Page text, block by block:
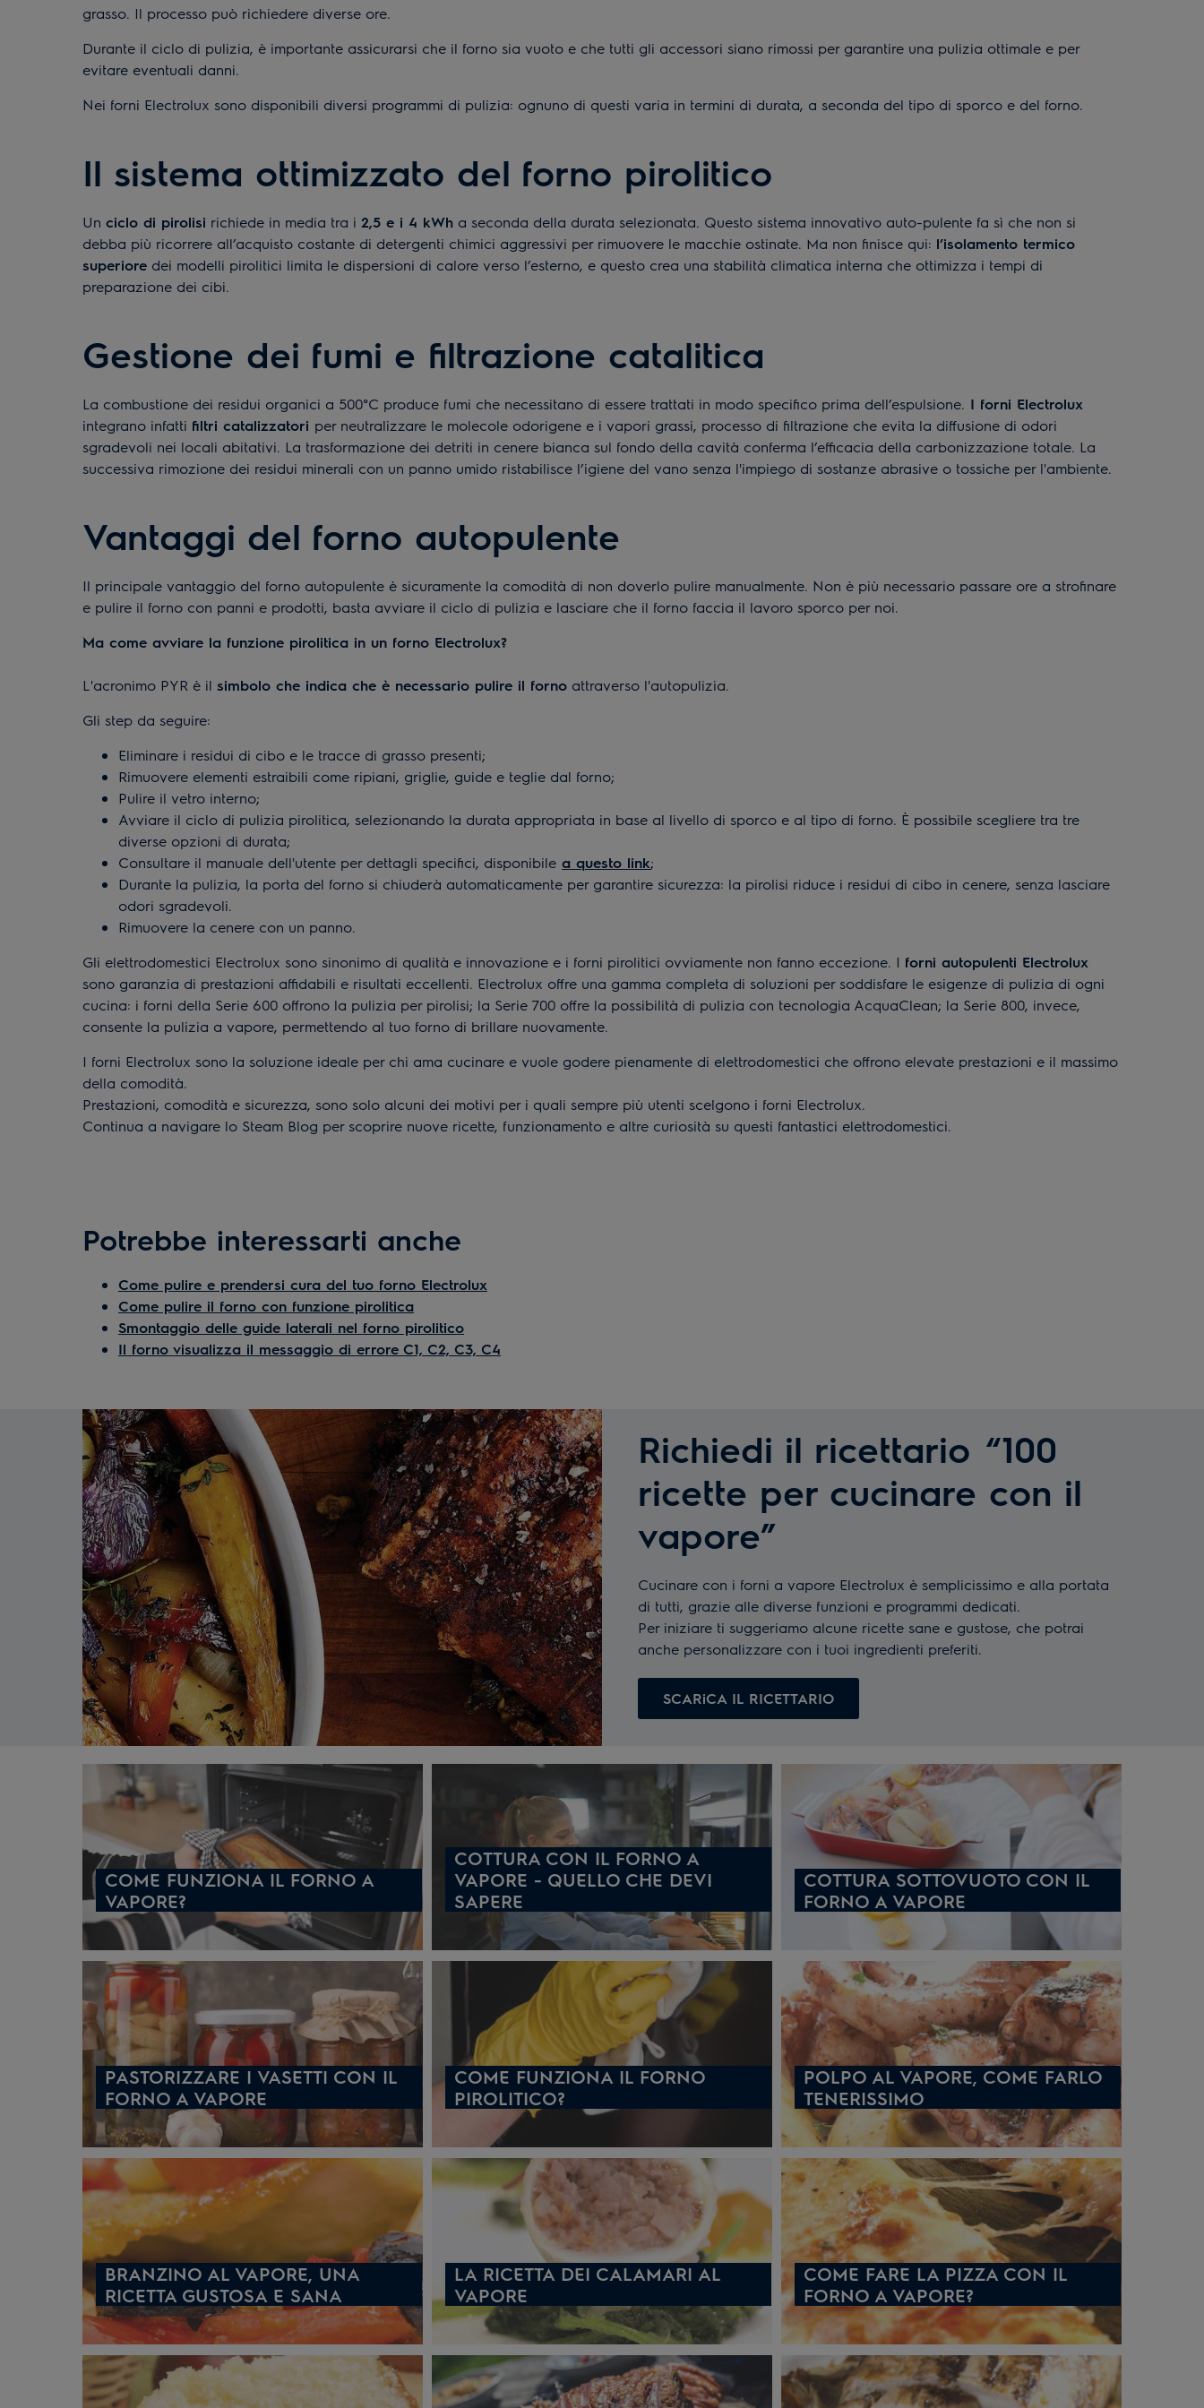
grasso. Il processo può richiedere diverse ore.
Durante il ciclo di pulizia, è importante assicurarsi che il forno sia vuoto e che tutti gli accessori siano rimossi per garantire una pulizia ottimale e per
evitare eventuali danni.
Nei forni Electrolux sono disponibili diversi programmi di pulizia: ognuno di questi varia in termini di durata, a seconda del tipo di sporco e del forno.
Il sistema ottimizzato del forno pirolitico
Un ciclo di pirolisi richiede in media tra i 2,5 e i 4 kWh a seconda della durata selezionata. Questo sistema innovativo auto-pulente fa sì che non si
debba più ricorrere all’acquisto costante di detergenti chimici aggressivi per rimuovere le macchie ostinate. Ma non finisce qui: l’isolamento termico
superiore dei modelli pirolitici limita le dispersioni di calore verso l’esterno, e questo crea una stabilità climatica interna che ottimizza i tempi di
preparazione dei cibi.
Gestione dei fumi e filtrazione catalitica
La combustione dei residui organici a 500°C produce fumi che necessitano di essere trattati in modo specifico prima dell’espulsione. I forni Electrolux
integrano infatti filtri catalizzatori per neutralizzare le molecole odorigene e i vapori grassi, processo di filtrazione che evita la diffusione di odori
sgradevoli nei locali abitativi. La trasformazione dei detriti in cenere bianca sul fondo della cavità conferma l’efficacia della carbonizzazione totale. La
successiva rimozione dei residui minerali con un panno umido ristabilisce l’igiene del vano senza l'impiego di sostanze abrasive o tossiche per l'ambiente.
Vantaggi del forno autopulente
Il principale vantaggio del forno autopulente è sicuramente la comodità di non doverlo pulire manualmente. Non è più necessario passare ore a strofinare
e pulire il forno con panni e prodotti, basta avviare il ciclo di pulizia e lasciare che il forno faccia il lavoro sporco per noi.
Ma come avviare la funzione pirolitica in un forno Electrolux?
L'acronimo PYR è il simbolo che indica che è necessario pulire il forno attraverso l'autopulizia.
Gli step da seguire:
Eliminare i residui di cibo e le tracce di grasso presenti;
Rimuovere elementi estraibili come ripiani, griglie, guide e teglie dal forno;
Pulire il vetro interno;
Avviare il ciclo di pulizia pirolitica, selezionando la durata appropriata in base al livello di sporco e al tipo di forno. È possibile scegliere tra tre
diverse opzioni di durata;
Consultare il manuale dell'utente per dettagli specifici, disponibile a questo link;
Durante la pulizia, la porta del forno si chiuderà automaticamente per garantire sicurezza: la pirolisi riduce i residui di cibo in cenere, senza lasciare
odori sgradevoli.
Rimuovere la cenere con un panno.
Gli elettrodomestici Electrolux sono sinonimo di qualità e innovazione e i forni pirolitici ovviamente non fanno eccezione. I forni autopulenti Electrolux
sono garanzia di prestazioni affidabili e risultati eccellenti. Electrolux offre una gamma completa di soluzioni per soddisfare le esigenze di pulizia di ogni
cucina: i forni della Serie 600 offrono la pulizia per pirolisi; la Serie 700 offre la possibilità di pulizia con tecnologia AcquaClean; la Serie 800, invece,
consente la pulizia a vapore, permettendo al tuo forno di brillare nuovamente.
I forni Electrolux sono la soluzione ideale per chi ama cucinare e vuole godere pienamente di elettrodomestici che offrono elevate prestazioni e il massimo
della comodità.
Prestazioni, comodità e sicurezza, sono solo alcuni dei motivi per i quali sempre più utenti scelgono i forni Electrolux.
Continua a navigare lo Steam Blog per scoprire nuove ricette, funzionamento e altre curiosità su questi fantastici elettrodomestici.
Potrebbe interessarti anche
Come pulire e prendersi cura del tuo forno Electrolux
Come pulire il forno con funzione pirolitica
Smontaggio delle guide laterali nel forno pirolitico
Il forno visualizza il messaggio di errore C1, C2, C3, C4
Richiedi il ricettario “100
ricette per cucinare con il
vapore”
Cucinare con i forni a vapore Electrolux è semplicissimo e alla portata
di tutti, grazie alle diverse funzioni e programmi dedicati.
Per iniziare ti suggeriamo alcune ricette sane e gustose, che potrai
anche personalizzare con i tuoi ingredienti preferiti.
SCARiCA IL RICETTARIO
COME FUNZIONA IL FORNO A
VAPORE?
COTTURA CON IL FORNO A
VAPORE - QUELLO CHE DEVI
SAPERE
COTTURA SOTTOVUOTO CON IL
FORNO A VAPORE
PASTORIZZARE I VASETTI CON IL
FORNO A VAPORE
COME FUNZIONA IL FORNO
PIROLITICO?
POLPO AL VAPORE, COME FARLO
TENERISSIMO
BRANZINO AL VAPORE, UNA
RICETTA GUSTOSA E SANA
LA RICETTA DEI CALAMARI AL
VAPORE
COME FARE LA PIZZA CON IL
FORNO A VAPORE?